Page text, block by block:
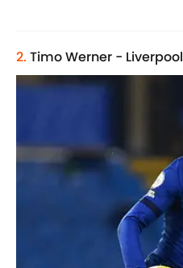
2. Timo Werner - Liverpool